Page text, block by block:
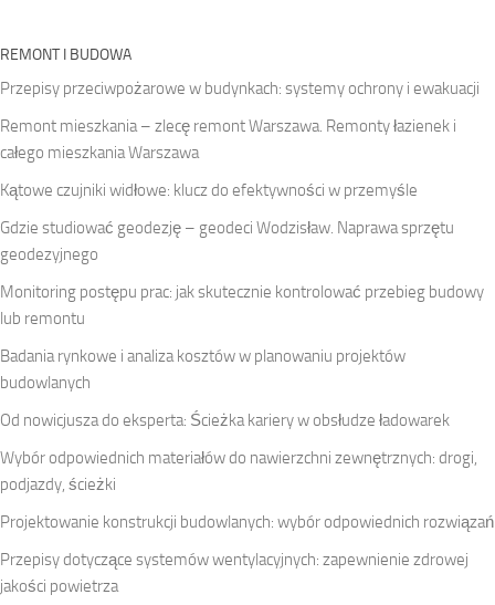
REMONT I BUDOWA
Przepisy przeciwpożarowe w budynkach: systemy ochrony i ewakuacji
Remont mieszkania – zlecę remont Warszawa. Remonty łazienek i
całego mieszkania Warszawa
Kątowe czujniki widłowe: klucz do efektywności w przemyśle
Gdzie studiować geodezję – geodeci Wodzisław. Naprawa sprzętu
geodezyjnego
Monitoring postępu prac: jak skutecznie kontrolować przebieg budowy
lub remontu
Badania rynkowe i analiza kosztów w planowaniu projektów
budowlanych
Od nowicjusza do eksperta: Ścieżka kariery w obsłudze ładowarek
Wybór odpowiednich materiałów do nawierzchni zewnętrznych: drogi,
podjazdy, ścieżki
Projektowanie konstrukcji budowlanych: wybór odpowiednich rozwiązań
Przepisy dotyczące systemów wentylacyjnych: zapewnienie zdrowej
jakości powietrza